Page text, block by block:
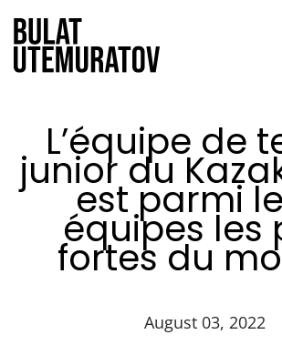
L’équipe de
junior du
est parmi
équipes les
fortes du
August 03, 2022